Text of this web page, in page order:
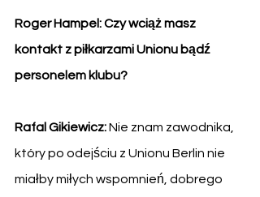
Roger Hampel: Czy wciąż masz
kontakt z piłkarzami Unionu bądź
personelem klubu?
Rafal Gikiewicz: Nie znam zawodnika,
który po odejściu z Unionu Berlin nie
miałby miłych wspomnień, dobrego